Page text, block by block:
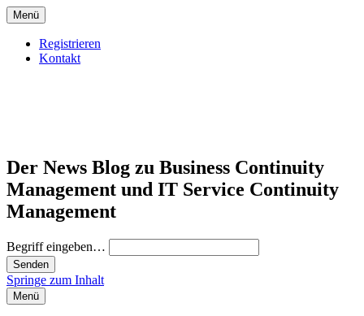
Menü
Registrieren
Kontakt
Der News Blog zu Business Continuity
Management und IT Service Continuity
Management
Begriff eingeben…
Springe zum Inhalt
Menü